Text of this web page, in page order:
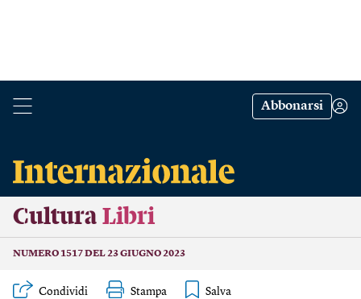
Abbonarsi
Cultura Libri
NUMERO 1517 DEL 23 GIUGNO 2023
Condividi Stampa